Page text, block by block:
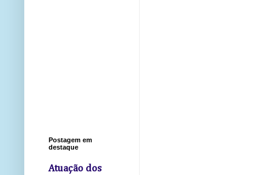
Postagem em
destaque
Atuação dos